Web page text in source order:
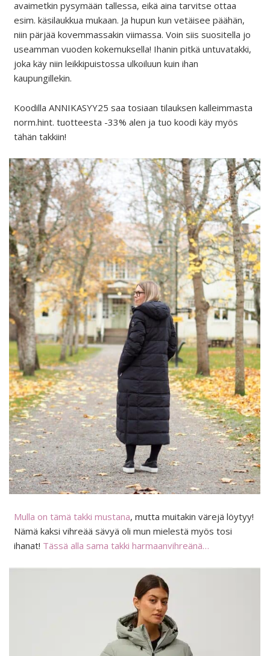
avaimetkin pysymään tallessa, eikä aina tarvitse ottaa
esim. käsilaukkua mukaan. Ja hupun kun vetäisee päähän,
niin pärjää kovemmassakin viimassa. Voin siis suositella jo
useamman vuoden kokemuksella! Ihanin pitkä untuvatakki,
joka käy niin leikkipuistossa ulkoiluun kuin ihan
kaupungillekin.
Koodilla ANNIKASYY25 saa tosiaan tilauksen kalleimmasta
norm.hint. tuotteesta -33% alen ja tuo koodi käy myös
tähän takkiin!
Mulla on tämä takki mustana, mutta muitakin värejä löytyy!
Nämä kaksi vihreää sävyä oli mun mielestä myös tosi
ihanat! Tässä alla sama takki harmaanvihreänä…